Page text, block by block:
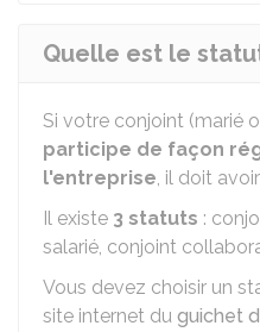
Quelle est le
Si votre conjoint (marié
participe de façon
l'entreprise, il doit
Il existe 3 statuts :
salarié, conjoint
Vous devez choisir un
site internet du guichet